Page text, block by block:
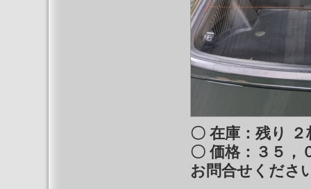
〇 在庫：残り ２
〇 価格：３５，
お問合せくださ